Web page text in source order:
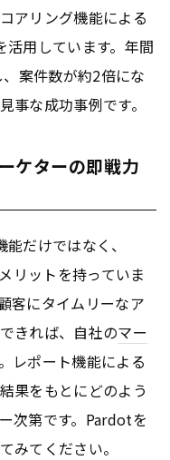
アリング機能による
用しています。年間
案件数が約2倍にな
事な成功事例です。
ケターの即戦力
だけではなく、
リットを持っていま
客にタイムリーなア
きれば、自社のマー
レポート機能による
果をもとにどのよう
次第です。Pardotを
みてください。